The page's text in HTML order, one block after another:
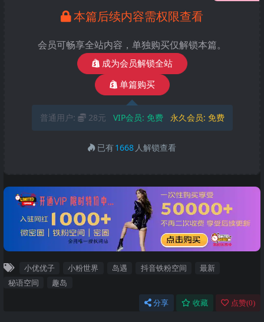
本篇后续内容需权限查看
会员可畅享全站内容，单独购买仅解锁本篇。
成为会员解锁全站
单篇购买
普通用户: 28元 VIP会员: 免费 永久会员: 免费
已有1668 人解锁查看
小优优子 小粉世界 岛遇 抖音铁粉空间
最新
秘语空间
趣岛
分享 收藏 点赞(0)